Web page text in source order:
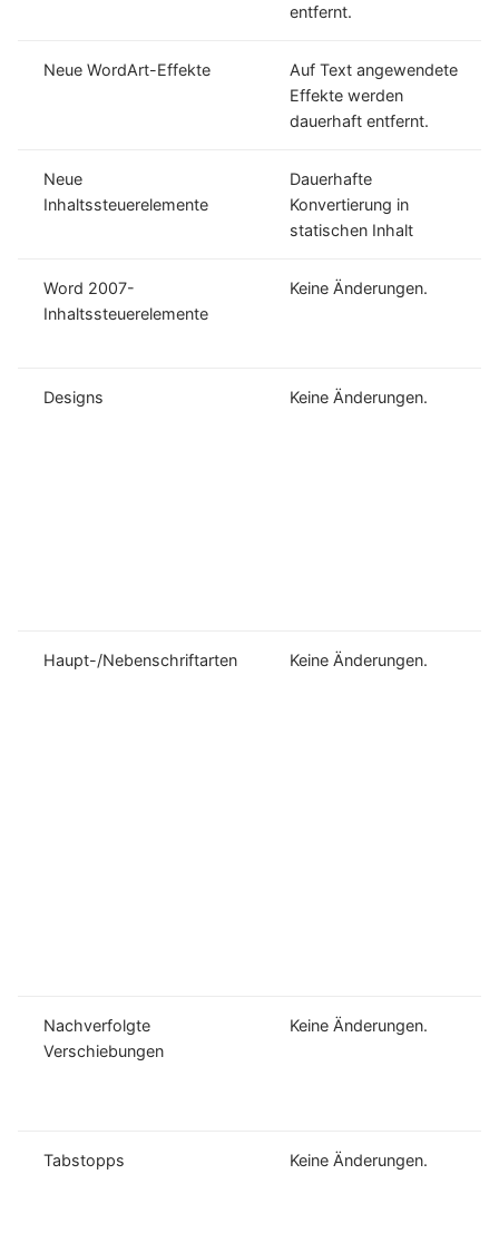
entfernt.
Neue WordArt-Effekte
Auf Text angewendete
Effekte werden
dauerhaft entfernt.
Neue
Inhaltssteuerelemente
Dauerhafte
Konvertierung in
statischen Inhalt
Word 2007-
Inhaltssteuerelemente
Keine Änderungen.
Designs Keine Änderungen.
Haupt-/Nebenschriftarten Keine Änderungen.
Nachverfolgte
Verschiebungen
Keine Änderungen.
Tabstopps Keine Änderungen.